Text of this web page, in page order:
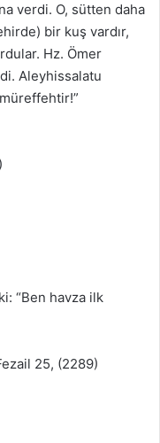
verdi. O, sütten daha
bir kuş vardır,
Hz. Ömer
Aleyhissalatu
“Ben havza ilk
25, (2289)